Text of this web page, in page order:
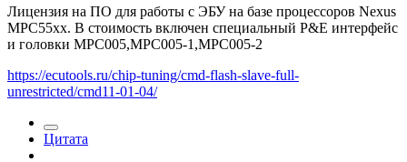
Лицензия на ПО для работы с ЭБУ на базе процессоров Nexus
MPC55xx. В стоимость включен специальный P&E интерфейс
и головки MPC005,MPC005-1,MPC005-2
https://ecutools.ru/chip-tuning/cmd-flash-slave-full-
unrestricted/cmd11-01-04/
Цитата